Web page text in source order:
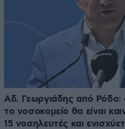
Αδ. Γεωργιάδης από Ρόδο:
το νοσοκομείο θα είναι
15 νοσηλευτές και